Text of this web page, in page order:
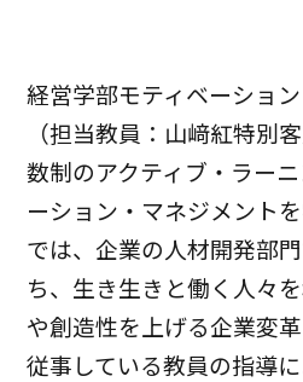
経営学部モティベーショ
（担当教員：山﨑紅特別
数制のアクティブ・ラー
ーション・マネジメント
では、企業の人材開発部
ち、生き生きと働く人々
や創造性を上げる企業変
従事している教員の指導